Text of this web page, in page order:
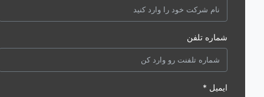
شماره تلفن
ایمیل *